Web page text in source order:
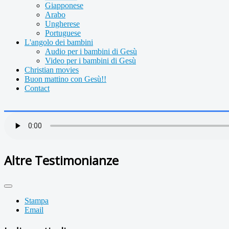
Giapponese
Arabo
Ungherese
Portuguese
L'angolo dei bambini
Audio per i bambini di Gesù
Video per i bambini di Gesù
Christian movies
Buon mattino con Gesù!!
Contact
Altre Testimonianze
Stampa
Email